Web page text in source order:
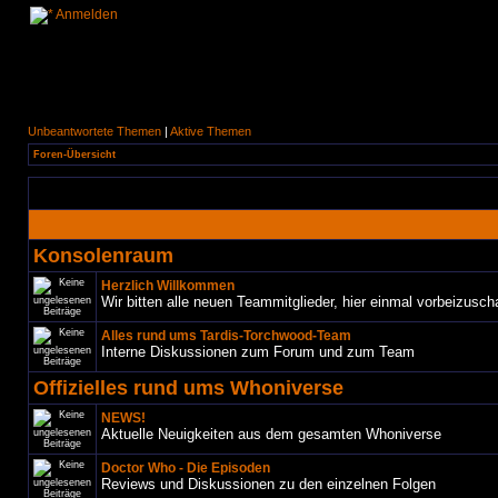
Anmelden
Unbeantwortete Themen | Aktive Themen
Foren-Übersicht
Konsolenraum
Herzlich Willkommen
Wir bitten alle neuen Teammitglieder, hier einmal
Alles rund ums Tardis-Torchwood-Team
Interne Diskussionen zum Forum und zum Team
Offizielles rund ums Whoniverse
NEWS!
Aktuelle Neuigkeiten aus dem gesamten Whoniverse
Doctor Who - Die Episoden
Reviews und Diskussionen zu den einzelnen Folgen